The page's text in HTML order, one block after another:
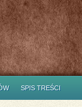
SPIS TREŚCI